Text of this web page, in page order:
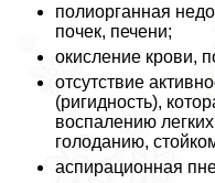
полиорганная
почек, печени;
окисление крови,
отсутствие
(ригидность),
воспалению
голоданию,
аспирационная